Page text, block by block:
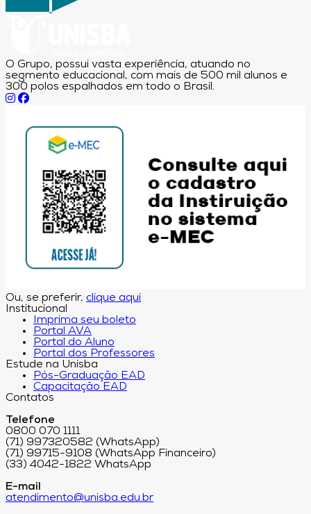
O Grupo, possui vasta experiência, atuando no
segmento educacional, com mais de 500 mil alunos e
300 polos espalhados em todo o Brasil.
Ou, se preferir, clique aqui
Institucional
Imprima seu boleto
Portal AVA
Portal do Aluno
Portal dos Professores
Estude na Unisba
Pós-Graduação EAD
Capacitação EAD
Contatos
Telefone
0800 070 1111
(71) 997320582 (WhatsApp)
(71) 99715-9108 (WhatsApp Financeiro)
(33) 4042-1822 WhatsApp
E-mail
atendimento@unisba.edu.br